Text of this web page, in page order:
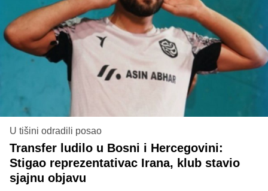
U tišini odradili posao
Transfer ludilo u Bosni i Hercegovini:
Stigao reprezentativac Irana, klub stavio
sjajnu objavu